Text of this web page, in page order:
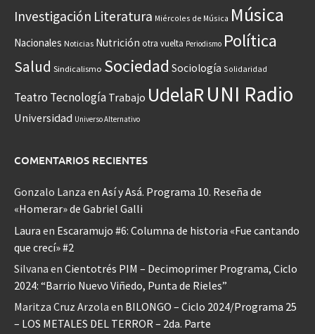
Investigación Literatura Miércoles de Música Música
Nacionales Noticias Nutrición otra vuelta Periodismo Política
Salud Sindicalismo Sociedad Sociología Solidaridad
Teatro Tecnología Trabajo UdelaRUNI Radio
Universidad Universo Alternativo
COMENTARIOS RECIENTES
Gonzalo Lanza en Así y Asá. Programa 10. Reseña de
«Homerar» de Gabriel Galli
Laura en Escaramujo #6: Columna de historia «Fue cantando
que crecí» #2
Silvana en Cientotrés PIM – Decimoprimer Programa, Ciclo
2024: “Barrio Nuevo Viñedo, Punta de Rieles”
Maritza Cruz Arzola en BILONGO – Ciclo 2024/Programa 25
– LOS METALES DEL TERROR – 2da. Parte